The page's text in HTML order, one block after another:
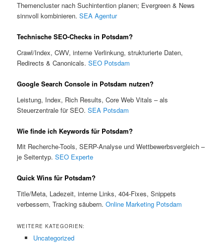
Themencluster nach Suchintention planen; Evergreen & News
sinnvoll kombinieren.SEA Agentur
Technische SEO-Checks in Potsdam?
Crawl/Index, CWV, interne Verlinkung, strukturierte Daten,
Redirects & Canonicals.SEO Potsdam
Google Search Console in Potsdam nutzen?
Leistung, Index, Rich Results, Core Web Vitals – als
Steuerzentrale für SEO.SEA Potsdam
Wie finde ich Keywords für Potsdam?
Mit Recherche-Tools, SERP-Analyse und Wettbewerbsvergleich –
je Seitentyp.SEO Experte
Quick Wins für Potsdam?
Title/Meta, Ladezeit, interne Links, 404-Fixes, Snippets
verbessern, Tracking säubern.Online Marketing Potsdam
WEITERE KATEGORIEN:
Uncategorized